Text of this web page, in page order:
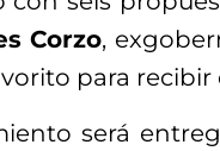
Corzo,
para recibir
será